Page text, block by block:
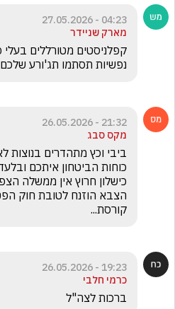
04:23 - 27.05.2026
מארק שניידר
נפשיות תסתמו תג'ורע שלכם
21:32 - 26.05.2026
מקס סבג
קורסת...
19:23 - 26.05.2026
כרמי חלבי
ברכות לצה"ל